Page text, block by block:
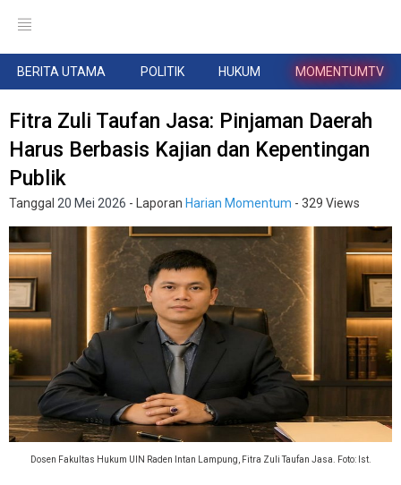
BERITA UTAMA POLITIK HUKUM MOMENTUMTV
Fitra Zuli Taufan Jasa: Pinjaman Daerah
Harus Berbasis Kajian dan Kepentingan
Publik
Tanggal 20 Mei 2026 - Laporan Harian Momentum - 329 Views
Dosen Fakultas Hukum UIN Raden Intan Lampung, Fitra Zuli Taufan Jasa. Foto: Ist.